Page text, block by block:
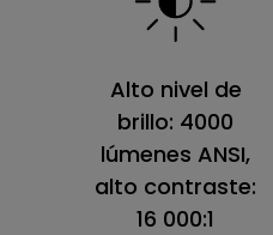
Alto nivel de
brillo: 4000
lúmenes ANSI,
alto contraste:
16 000:1